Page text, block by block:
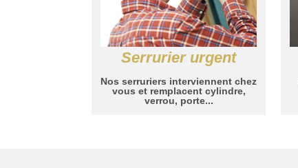
Serrurier urgent
Nos serruriers interviennent chez
vous et remplacent cylindre,
verrou, porte...